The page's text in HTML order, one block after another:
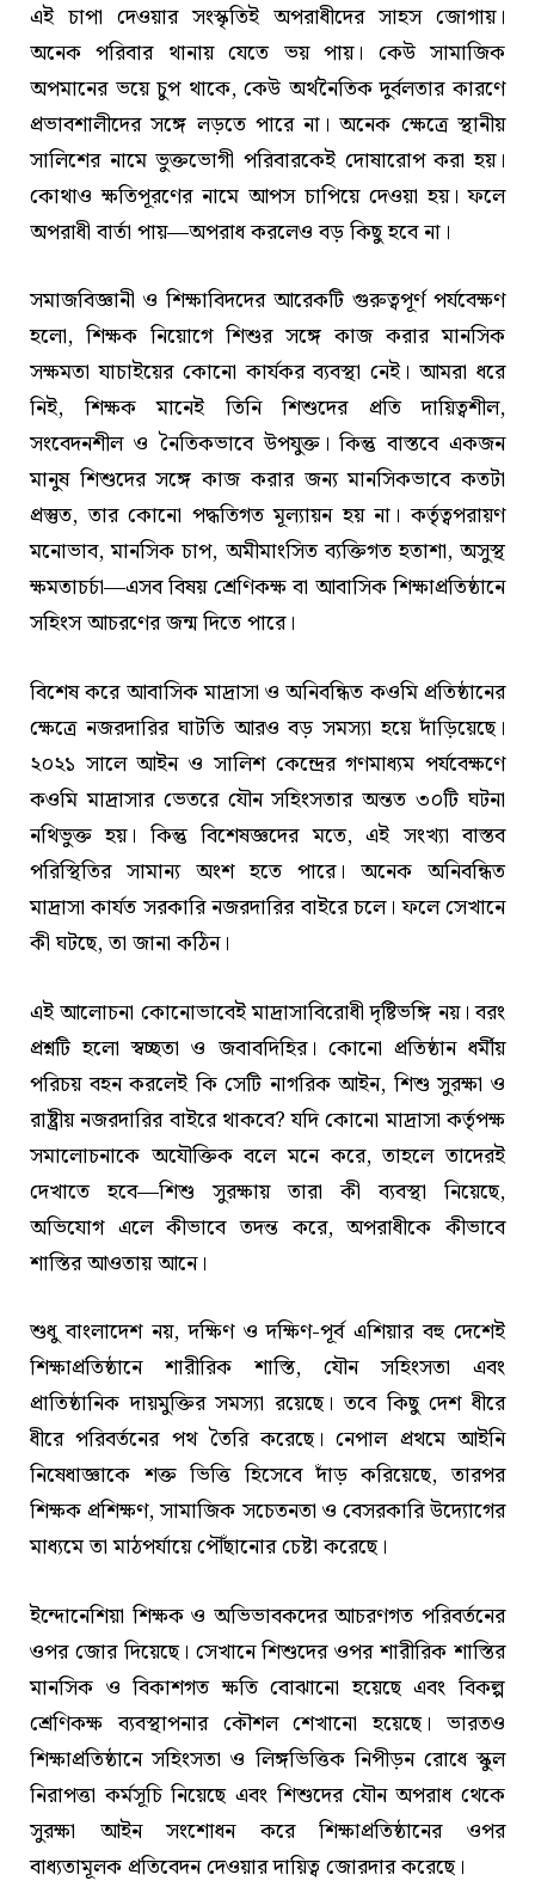
এই চাপা দেওয়ার সংস্কৃতিই অপরাধীদের সাহস জোগায়।
অনেক পরিবার থানায় যেতে ভয় পায়। কেউ সামাজিক
অপমানের ভয়ে চুপ থাকে, কেউ অর্থনৈতিক দুর্বলতার কারণে
প্রভাবশালীদের সঙ্গে লড়তে পারে না। অনেক ক্ষেত্রে স্থানীয়
সালিশের নামে ভুক্তভোগী পরিবারকেই দোষারোপ করা হয়।
কোথাও ক্ষতিপূরণের নামে আপস চাপিয়ে দেওয়া হয়। ফলে
অপরাধী বার্তা পায়—অপরাধ করলেও বড় কিছু হবে না।
সমাজবিজ্ঞানী ও শিক্ষাবিদদের আরেকটি গুরুত্বপূর্ণ পর্যবেক্ষণ
হলো, শিক্ষক নিয়োগে শিশুর সঙ্গে কাজ করার মানসিক
সক্ষমতা যাচাইয়ের কোনো কার্যকর ব্যবস্থা নেই। আমরা ধরে
নিই, শিক্ষক মানেই তিনি শিশুদের প্রতি দায়িত্বশীল,
সংবেদনশীল ও নৈতিকভাবে উপযুক্ত। কিন্তু বাস্তবে একজন
মানুষ শিশুদের সঙ্গে কাজ করার জন্য মানসিকভাবে কতটা
প্রস্তুত, তার কোনো পদ্ধতিগত মূল্যায়ন হয় না। কর্তৃত্বপরায়ণ
মনোভাব, মানসিক চাপ, অমীমাংসিত ব্যক্তিগত হতাশা, অসুস্থ
ক্ষমতাচর্চা—এসব বিষয় শ্রেণিকক্ষ বা আবাসিক শিক্ষাপ্রতিষ্ঠানে
সহিংস আচরণের জন্ম দিতে পারে।
বিশেষ করে আবাসিক মাদ্রাসা ও অনিবন্ধিত কওমি প্রতিষ্ঠানের
ক্ষেত্রে নজরদারির ঘাটতি আরও বড় সমস্যা হয়ে দাঁড়িয়েছে।
২০২১ সালে আইন ও সালিশ কেন্দ্রের গণমাধ্যম পর্যবেক্ষণে
কওমি মাদ্রাসার ভেতরে যৌন সহিংসতার অন্তত ৩০টি ঘটনা
নথিভুক্ত হয়। কিন্তু বিশেষজ্ঞদের মতে, এই সংখ্যা বাস্তব
পরিস্থিতির সামান্য অংশ হতে পারে। অনেক অনিবন্ধিত
মাদ্রাসা কার্যত সরকারি নজরদারির বাইরে চলে। ফলে সেখানে
কী ঘটছে, তা জানা কঠিন।
এই আলোচনা কোনোভাবেই মাদ্রাসাবিরোধী দৃষ্টিভঙ্গি নয়। বরং
প্রশ্নটি হলো স্বচ্ছতা ও জবাবদিহির। কোনো প্রতিষ্ঠান ধর্মীয়
পরিচয় বহন করলেই কি সেটি নাগরিক আইন, শিশু সুরক্ষা ও
রাষ্ট্রীয় নজরদারির বাইরে থাকবে? যদি কোনো মাদ্রাসা কর্তৃপক্ষ
সমালোচনাকে অযৌক্তিক বলে মনে করে, তাহলে তাদেরই
দেখাতে হবে—শিশু সুরক্ষায় তারা কী ব্যবস্থা নিয়েছে,
অভিযোগ এলে কীভাবে তদন্ত করে, অপরাধীকে কীভাবে
শাস্তির আওতায় আনে।
শুধু বাংলাদেশ নয়, দক্ষিণ ও দক্ষিণ-পূর্ব এশিয়ার বহু দেশেই
শিক্ষাপ্রতিষ্ঠানে শারীরিক শাস্তি, যৌন সহিংসতা এবং
প্রাতিষ্ঠানিক দায়মুক্তির সমস্যা রয়েছে। তবে কিছু দেশ ধীরে
ধীরে পরিবর্তনের পথ তৈরি করেছে। নেপাল প্রথমে আইনি
নিষেধাজ্ঞাকে শক্ত ভিত্তি হিসেবে দাঁড় করিয়েছে, তারপর
শিক্ষক প্রশিক্ষণ, সামাজিক সচেতনতা ও বেসরকারি উদ্যোগের
মাধ্যমে তা মাঠপর্যায়ে পৌঁছানোর চেষ্টা করেছে।
ইন্দোনেশিয়া শিক্ষক ও অভিভাবকদের আচরণগত পরিবর্তনের
ওপর জোর দিয়েছে। সেখানে শিশুদের ওপর শারীরিক শাস্তির
মানসিক ও বিকাশগত ক্ষতি বোঝানো হয়েছে এবং বিকল্প
শ্রেণিকক্ষ ব্যবস্থাপনার কৌশল শেখানো হয়েছে। ভারতও
শিক্ষাপ্রতিষ্ঠানে সহিংসতা ও লিঙ্গভিত্তিক নিপীড়ন রোধে স্কুল
নিরাপত্তা কর্মসূচি নিয়েছে এবং শিশুদের যৌন অপরাধ থেকে
সুরক্ষা আইন সংশোধন করে শিক্ষাপ্রতিষ্ঠানের ওপর
বাধ্যতামূলক প্রতিবেদন দেওয়ার দায়িত্ব জোরদার করেছে।